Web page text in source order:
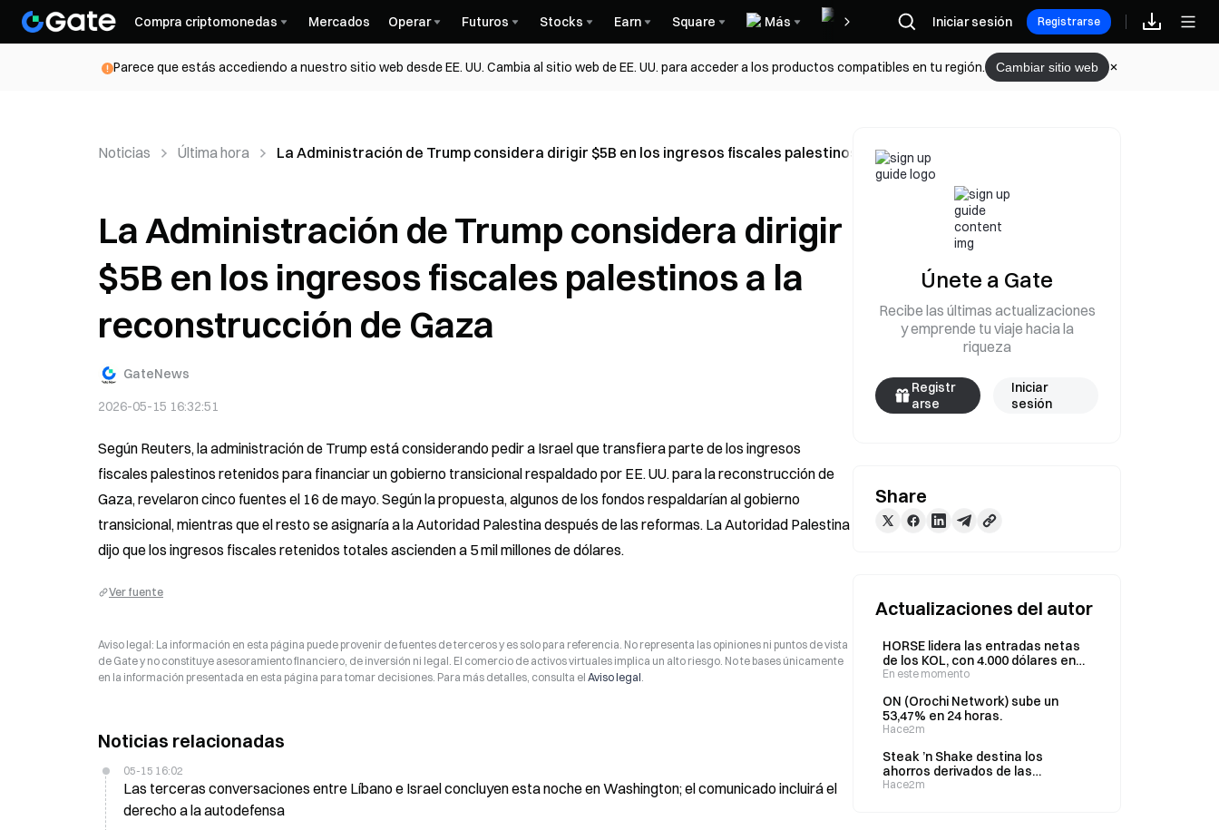
Compra criptomonedas Mercados Operar Futuros Stocks Earn Square Más Recompensas
Iniciar sesión Registrarse
Parece que estás accediendo a nuestro sitio web desde EE. UU. Cambia al sitio web de EE. UU. para acceder a los productos compatibles en tu región. Cambiar sitio web
Noticias Última hora La Administración de Trump considera dirigir $5B en los ingresos fiscales palestinos a la reconstrucción de Gaza
La Administración de Trump considera dirigir
$5B en los ingresos fiscales palestinos a la
reconstrucción de Gaza
GateNews
2026-05-15 16:32:51
Según Reuters, la administración de Trump está considerando pedir a Israel que transfiera parte de los ingresos
fiscales palestinos retenidos para financiar un gobierno transicional respaldado por EE. UU. para la reconstrucción de
Gaza, revelaron cinco fuentes el 16 de mayo. Según la propuesta, algunos de los fondos respaldarían al gobierno
transicional, mientras que el resto se asignaría a la Autoridad Palestina después de las reformas. La Autoridad Palestina
dijo que los ingresos fiscales retenidos totales ascienden a 5 mil millones de dólares.
Ver fuente
Aviso legal: La información en esta página puede provenir de fuentes de terceros y es solo para referencia. No representa las opiniones ni puntos de vista
de Gate y no constituye asesoramiento financiero, de inversión ni legal. El comercio de activos virtuales implica un alto riesgo. No te bases únicamente
en la información presentada en esta página para tomar decisiones. Para más detalles, consulta el Aviso legal.
Noticias relacionadas
05-15 16:02
Las terceras conversaciones entre Líbano e Israel concluyen esta noche en Washington; el comunicado incluirá el
derecho a la autodefensa
Únete a Gate
Recibe las últimas actualizaciones
y emprende tu viaje hacia la
riqueza
Registr
arse
Iniciar
sesión
Share
Actualizaciones del autor
HORSE lidera las entradas netas
de los KOL, con 4.000 dólares en
24 horas, un 211 % más.
En este momento
ON (Orochi Network) sube un
53,47% en 24 horas.
Hace2m
Steak ’n Shake destina los
ahorros derivados de las
transacciones con Bitcoin a
Hace2m